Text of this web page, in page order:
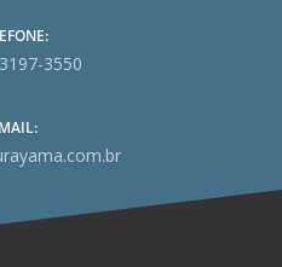
3550